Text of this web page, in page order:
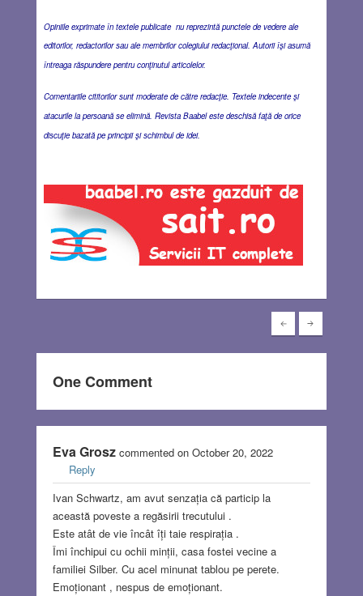
Opiniile exprimate în textele publicate nu reprezintă punctele de vedere ale
editorilor, redactorilor sau ale membrilor colegiului redacţional. Autorii îşi asumă
întreaga răspundere pentru conţinutul articolelor.
Comentariile cititorilor sunt moderate de către redacţie. Textele indecente şi
atacurile la persoană se elimină. Revista Baabel este deschisă faţă de orice
discuţie bazată pe principii şi schimbul de idei.
One Comment
Eva Groszcommented on October 20, 2022
Reply
Ivan Schwartz, am avut senzația că particip la
această poveste a regăsirii trecutului .
Este atât de vie încât îți taie respirația .
Îmi închipui cu ochii minții, casa fostei vecine a
familiei Silber. Cu acel minunat tablou pe perete.
Emoționant , nespus de emoționant.